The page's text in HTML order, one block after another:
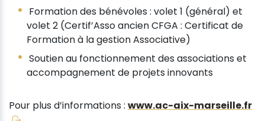
Formation des bénévoles : volet 1 (général) et
volet 2 (Certif’Asso ancien CFGA : Certificat de
Formation à la gestion Associative)
Soutien au fonctionnement des associations et
accompagnement de projets innovants
Pour plus d’informations : www.ac-aix-marseille.fr